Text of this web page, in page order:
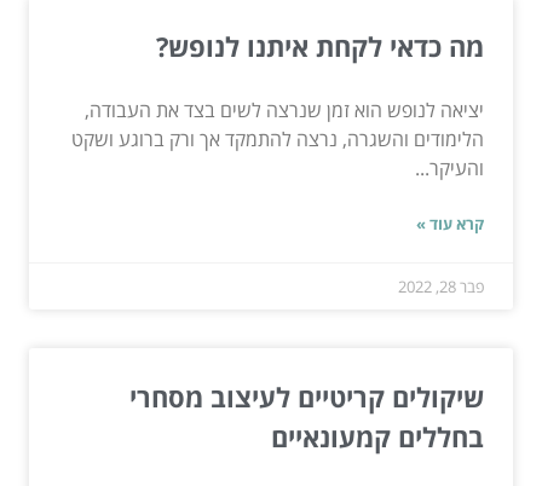
מה כדאי לקחת איתנו לנופש?
יציאה לנופש הוא זמן שנרצה לשים בצד את העבודה,
הלימודים והשגרה, נרצה להתמקד אך ורק ברוגע ושקט
והעיקר...
קרא עוד »
פבר 28, 2022
שיקולים קריטיים לעיצוב מסחרי
בחללים קמעונאיים